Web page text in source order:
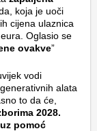
koja je uoči
cijena ulaznica
Oglasio se
ovakve”
vodi
alata
to da će,
2028.
uz pomoć